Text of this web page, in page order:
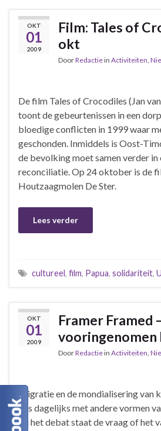
OKT
01
2009
Film: Tales of
okt
DoorRedactiein Activiteiten,
De film Tales of Crocodiles (Jan
toont de gebeurtenissen in een
bloedige conflicten in 1999 waar
geschonden. Inmiddels is Oost-
de bevolking moet samen verder in
reconciliatie. Op 24 oktober is de
Houtzaagmolen De Ster.
Lees verder
cultureel, film, Papua, solidariteit,
OKT
01
2009
Framer Framed
vooringenomen
DoorRedactiein Activiteiten,
Migratie en de mondialisering van
ons dagelijks met andere vormen
bij het debat staat de vraag of het